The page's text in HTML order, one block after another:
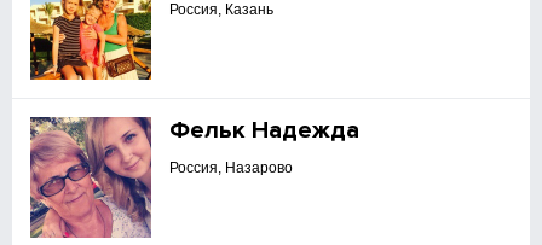
Россия, Казань
Фельк Надежда
Россия, Назарово